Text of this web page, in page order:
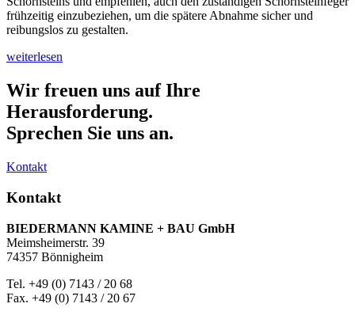
frühzeitig einzubeziehen, um die spätere Abnahme sicher und
reibungslos zu gestalten.
weiterlesen
Wir freuen uns auf Ihre
Herausforderung.
Sprechen Sie uns an.
Kontakt
Kontakt
BIEDERMANN KAMINE + BAU GmbH
Meimsheimerstr. 39
74357 Bönnigheim
Tel. +49 (0) 7143 / 20 68
Fax. +49 (0) 7143 / 20 67